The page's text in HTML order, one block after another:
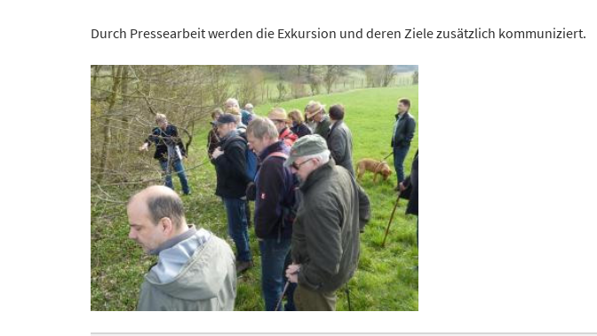
Durch Pressearbeit werden die Exkursion und deren Ziele zusätzlich kommuniziert.